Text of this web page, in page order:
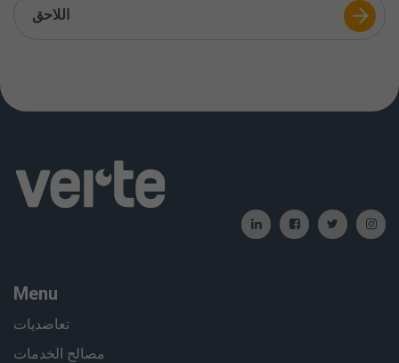
اللاحق
Menu
تعاضديات
مصالح الخدمات